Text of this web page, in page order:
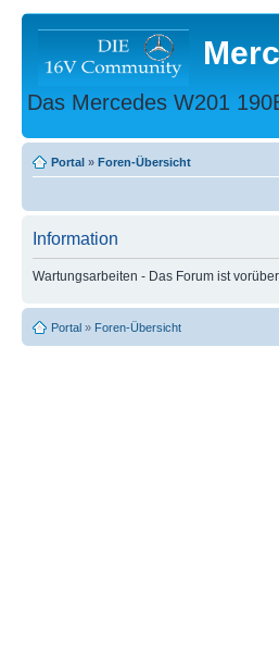
Das Mercedes W201
Portal » Foren-Übersicht
Information
Wartungsarbeiten - Das Forum ist
Portal » Foren-Übersicht